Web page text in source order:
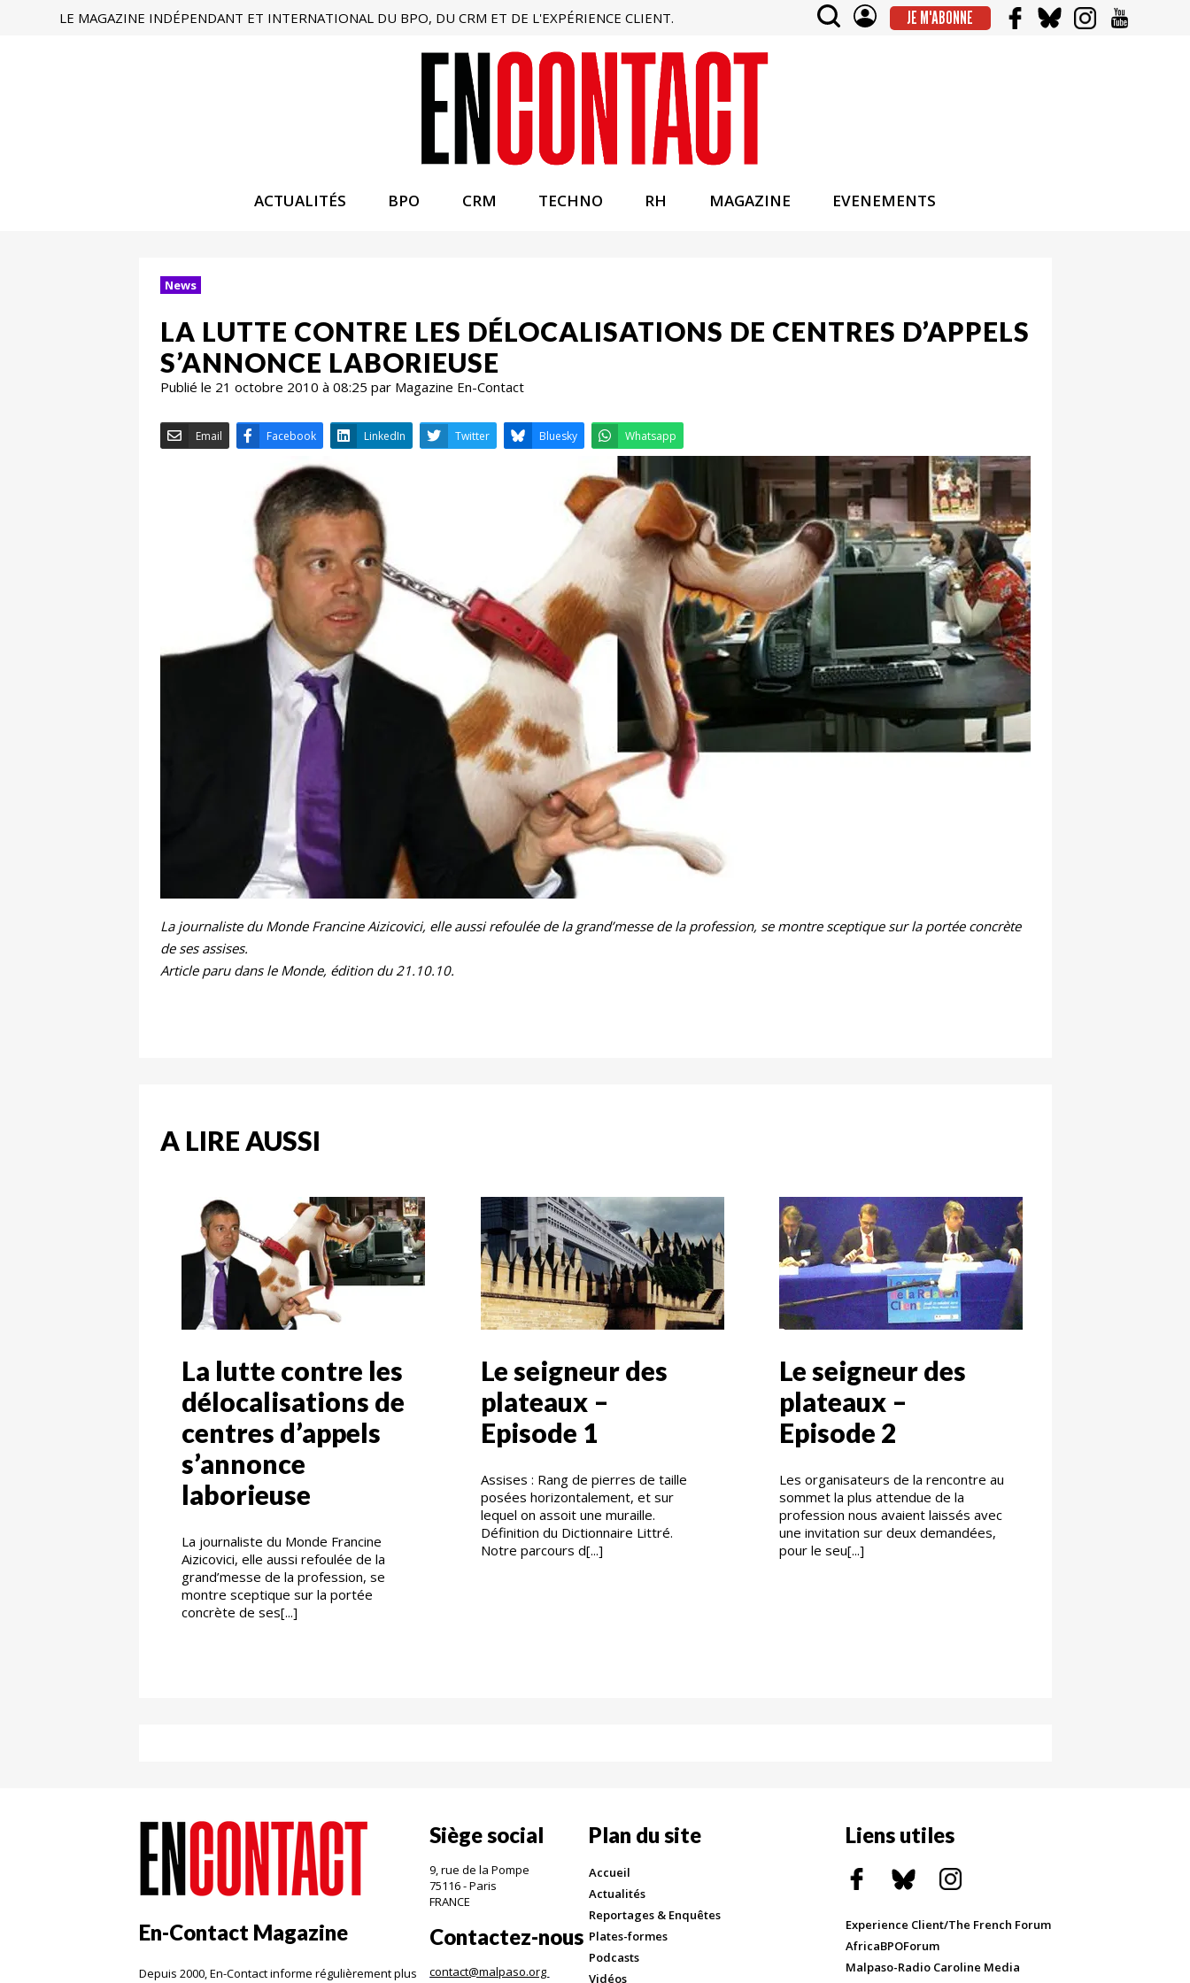
LE MAGAZINE INDÉPENDANT ET INTERNATIONAL DU BPO, DU CRM ET DE L'EXPÉRIENCE CLIENT. JE M'ABONNE
ACTUALITÉS BPO CRM TECHNO RH MAGAZINE EVENEMENTS
News
LA LUTTE CONTRE LES DÉLOCALISATIONS DE CENTRES D’APPELS
S’ANNONCE LABORIEUSE
Publié le 21 octobre 2010 à 08:25 par Magazine En-Contact
Email Facebook Twitter Bluesky Whatsapp
La journaliste du Monde Francine Aizicovici, elle aussi refoulée de la grand’messe de la profession, se montre sceptique sur la portée concrète
de ses assises.
Article paru dans le Monde, édition du 21.10.10.
A LIRE AUSSI
La lutte contre les
délocalisations de
centres d’appels
s’annonce
laborieuse
La journaliste du Monde Francine
Aizicovici, elle aussi refoulée de la
grand’messe de la profession, se
montre sceptique sur la portée
concrète de ses[...]
Le seigneur des
plateaux –
Episode 1
Assises : Rang de pierres de taille
posées horizontalement, et sur
lequel on assoit une muraille.
Définition du Dictionnaire Littré.
Notre parcours d[...]
Le seigneur des
plateaux –
Episode 2
Les organisateurs de la rencontre au
sommet la plus attendue de la
profession nous avaient laissés avec
une invitation sur deux demandées,
pour le seu[...]
En-Contact Magazine
Depuis 2000, En-Contact informe régulièrement plus
Siège social
9, rue de la Pompe
75116 - Paris
FRANCE
Contactez-nous
contact@malpaso.org
Plan du site
Accueil
Actualités
Reportages & Enquêtes
Plates-formes
Podcasts
Vidéos
Liens utiles
Experience Client/The French Forum
AfricaBPOForum
Malpaso-Radio Caroline Media